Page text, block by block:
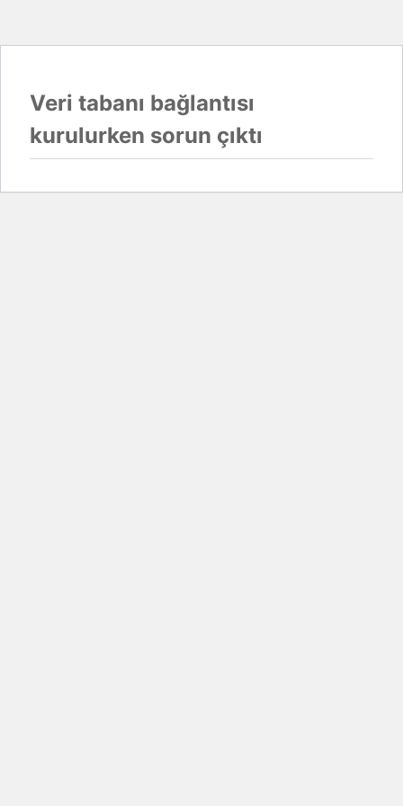
Veri tabanı bağlantısı
kurulurken sorun çıktı